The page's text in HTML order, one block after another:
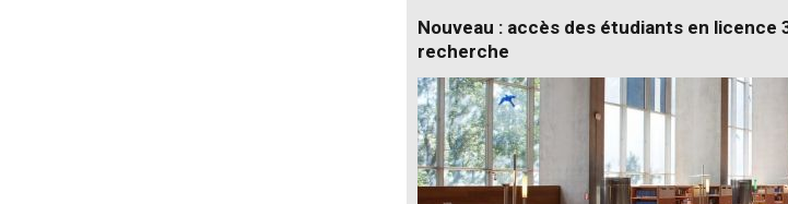
Nouveau : accès des étudiants en licence
recherche